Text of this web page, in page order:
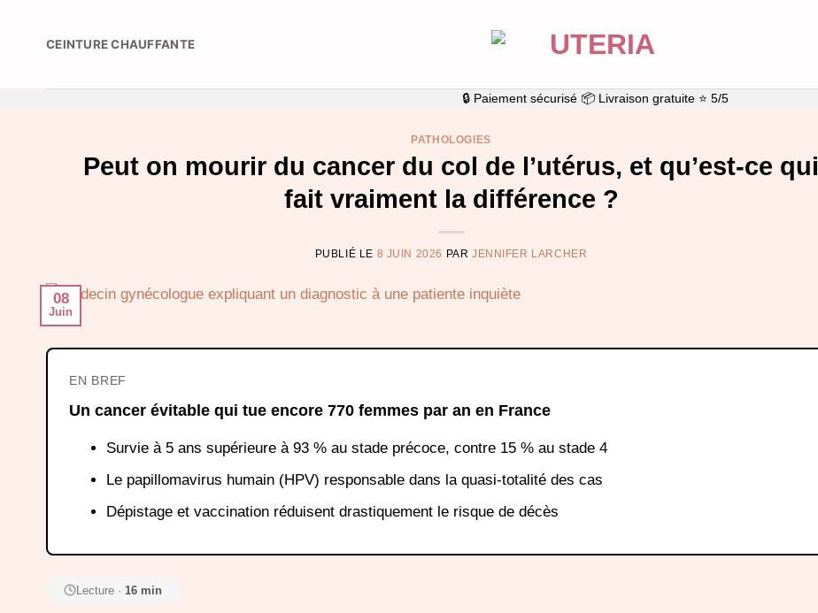
CEINTURE CHAUFFANTE
🔒 Paiement sécurisé 📦 Livraison gratuite ⭐ 5/5
PATHOLOGIES
Peut on mourir du cancer du col de l’utérus, et qu’est-ce qui
fait vraiment la différence ?
PUBLIÉ LE 8 JUIN 2026 PAR JENNIFER LARCHER
08
Juin
EN BREF
Un cancer évitable qui tue encore 770 femmes par an en France
Survie à 5 ans supérieure à 93 % au stade précoce, contre 15 % au stade 4
Le papillomavirus humain (HPV) responsable dans la quasi-totalité des cas
Dépistage et vaccination réduisent drastiquement le risque de décès
Lecture · 16 min